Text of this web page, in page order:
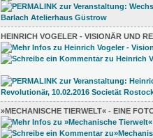
HEINRICH VOGELER - VISIONÄR UND
»MECHANISCHE TIERWELT« - EINE